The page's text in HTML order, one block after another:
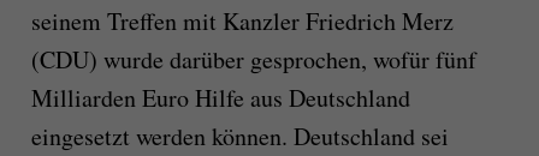
seinem Treffen mit Kanzler Friedrich Merz
(CDU) wurde darüber gesprochen, wofür fünf
Milliarden Euro Hilfe aus Deutschland
eingesetzt werden können. Deutschland sei